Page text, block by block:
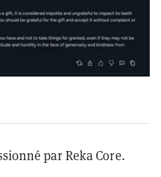
par Reka Core.